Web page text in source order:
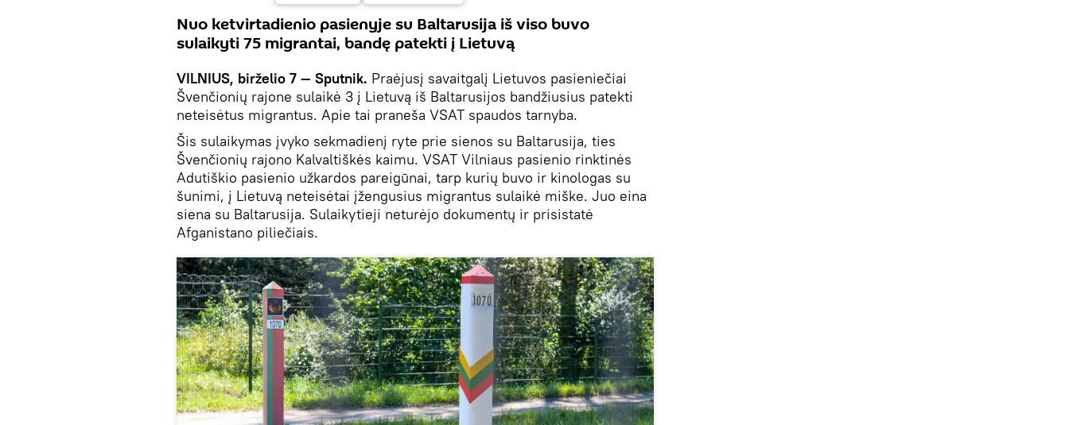
Nuo ketvirtadienio pasienyje su Baltarusija iš viso buvo
sulaikyti 75 migrantai, bandę patekti į Lietuvą
VILNIUS, birželio 7 — Sputnik. Praėjusį savaitgalį Lietuvos pasieniečiai
Švenčionių rajone sulaikė 3 į Lietuvą iš Baltarusijos bandžiusius patekti
neteisėtus migrantus. Apie tai praneša VSAT spaudos tarnyba.
Šis sulaikymas įvyko sekmadienį ryte prie sienos su Baltarusija, ties
Švenčionių rajono Kalvaltiškės kaimu. VSAT Vilniaus pasienio rinktinės
Adutiškio pasienio užkardos pareigūnai, tarp kurių buvo ir kinologas su
šunimi, į Lietuvą neteisėtai įžengusius migrantus sulaikė miške. Juo eina
siena su Baltarusija. Sulaikytieji neturėjo dokumentų ir prisistatė
Afganistano piliečiais.